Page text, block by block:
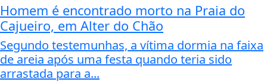
Homem é encontrado morto na Praia do
Cajueiro, em Alter do Chão
Segundo testemunhas, a vítima dormia na faixa
de areia após uma festa quando teria sido
arrastada para a...